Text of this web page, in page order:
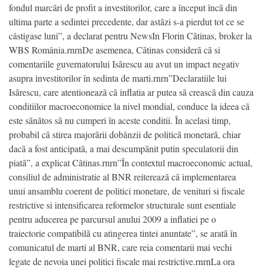
fondul marcãri de profit a investitorilor, care a început încã din
ultima parte a sedintei precedente, dar astãzi s-a pierdut tot ce se
câstigase luni”, a declarat pentru NewsIn Florin Cãtinas, broker la
WBS România.rnrnDe asemenea, Cãtinas considerã cã si
comentariile guvernatorului Isãrescu au avut un impact negativ
asupra investitorilor în sedinta de marti.rnrn”Declaratiile lui
Isãrescu, care atentioneazã cã inflatia ar putea sã creascã din cauza
conditiilor macroeconomice la nivel mondial, conduce la ideea cã
este sãnãtos sã nu cumperi în aceste conditii. În acelasi timp,
probabil cã stirea majorãrii dobânzii de politicã monetarã, chiar
dacã a fost anticipatã, a mai descumpãnit putin speculatorii din
piatã”, a explicat Cãtinas.rnrn”În contextul macroeconomic actual,
consiliul de administratie al BNR reitereazã cã implementarea
unui ansamblu coerent de politici monetare, de venituri si fiscale
restrictive si intensificarea reformelor structurale sunt esentiale
pentru aducerea pe parcursul anului 2009 a inflatiei pe o
traiectorie compatibilã cu atingerea tintei anuntate”, se aratã în
comunicatul de marti al BNR, care reia comentarii mai vechi
legate de nevoia unei politici fiscale mai restrictive.rnrnLa ora